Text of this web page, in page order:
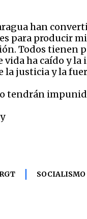
han
para producir
Todos tienen
ha caído y la
justicia y la
tendrán